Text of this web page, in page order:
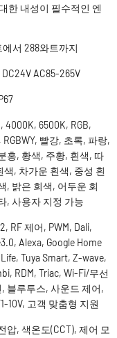
한 내성이 필수적인 엔
서 288와트까지
DC24V AC85-265V
4000K, 6500K, RGB,
RGBWY, 빨강, 초록, 파랑,
홍, 황색, 주황, 흰색, 따
색, 차가운 흰색, 중성 흰
, 밝은 회색, 어두운 회
, 사용자 지정 가능
RF 제어, PWM, Dali,
Alexa, Google Home
Tuya Smart, Z-wave,
RDM, Triac, Wi-Fi/무선
블루투스, 사운드 제어,
10V, 고객 맞춤형 지원
압, 색온도(CCT), 제어 모